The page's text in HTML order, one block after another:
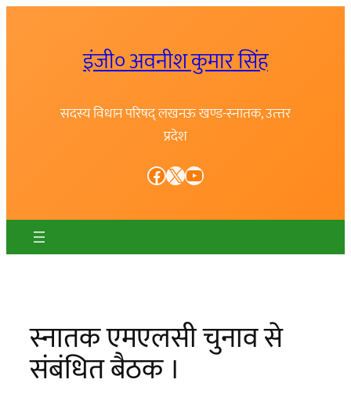
इंजी० अवनीश कुमार सिंह
सदस्य विधान परिषद् लखनऊ खण्ड-स्नातक, उत्त्तर
प्रदेश
Facebook X YouTube
स्नातक एमएलसी चुनाव से
संबंधित बैठक ।